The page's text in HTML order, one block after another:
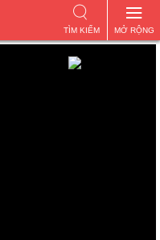
MỞ RỘNG
TÌM KIẾM